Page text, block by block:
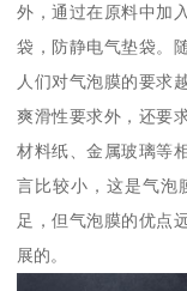
外，通过在原料中加
袋，防静电气垫袋。
人们对气泡膜的要求
爽滑性要求外，还要
材料纸、金属玻璃等
言比较小，这是气泡
足，但气泡膜的优点
展的。